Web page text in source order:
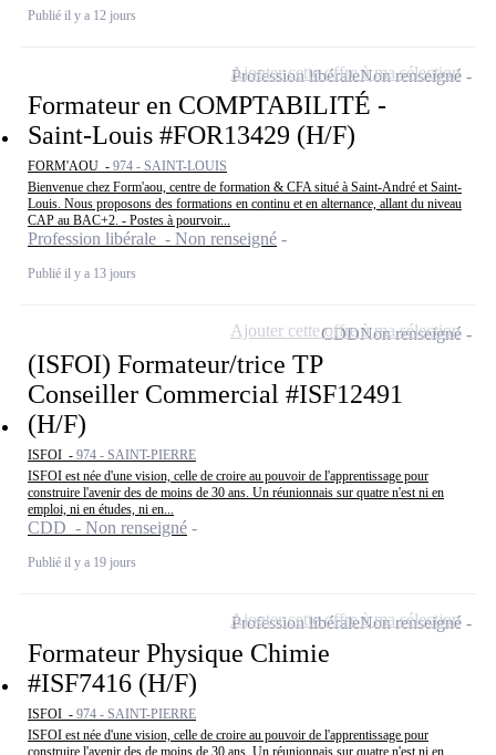
Publié il y a 12 jours
Formateur en COMPTABILITÉ -
Saint-Louis #FOR13429 (H/F)
FORM'AOU - 974 - SAINT-LOUIS
Bienvenue chez Form'aou, centre de formation & CFA situé à Saint-André et Saint-
Louis. Nous proposons des formations en continu et en alternance, allant du niveau
CAP au BAC+2. - Postes à pourvoir...
Profession libérale - Non renseigné
Publié il y a 13 jours
Profession libéraleNon renseigné
Ajouter cette offre à ma sélection
(ISFOI) Formateur/trice TP
Conseiller Commercial #ISF12491
(H/F)
ISFOI - 974 - SAINT-PIERRE
ISFOI est née d'une vision, celle de croire au pouvoir de l'apprentissage pour
construire l'avenir des de moins de 30 ans. Un réunionnais sur quatre n'est ni en
emploi, ni en études, ni en...
CDD - Non renseigné
Publié il y a 19 jours
CDDNon renseigné
Ajouter cette offre à ma sélection
Formateur Physique Chimie
#ISF7416 (H/F)
ISFOI - 974 - SAINT-PIERRE
ISFOI est née d'une vision, celle de croire au pouvoir de l'apprentissage pour
Profession libéraleNon renseigné
Ajouter cette offre à ma sélection